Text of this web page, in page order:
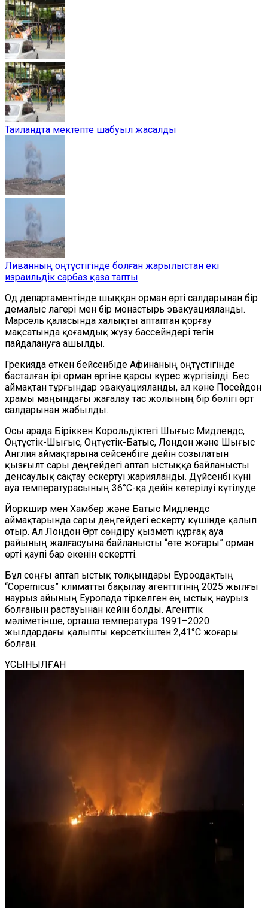
Таиландта мектепте шабуыл жасалды
Ливанның оңтүстігінде болған жарылыстан екі
израильдік сарбаз қаза тапты
Од департаментінде шыққан орман өрті салдарынан бір
демалыс лагері мен бір монастырь эвакуацияланды.
Марсель қаласында халықты аптаптан қорғау
мақсатында қоғамдық жүзу бассейндері тегін
пайдалануға ашылды.
Грекияда өткен бейсенбіде Афинаның оңтүстігінде
басталған ірі орман өртіне қарсы күрес жүргізілді. Бес
аймақтан тұрғындар эвакуацияланды, ал көне Посейдон
храмы маңындағы жағалау тас жолының бір бөлігі өрт
салдарынан жабылды.
Осы арада Біріккен Корольдіктегі Шығыс Мидлендс,
Оңтүстік-Шығыс, Оңтүстік-Батыс, Лондон және Шығыс
Англия аймақтарына сейсенбіге дейін созылатын
қызғылт сары деңгейдегі аптап ыстыққа байланысты
денсаулық сақтау ескертуі жарияланды. Дүйсенбі күні
ауа температурасының 36°C-қа дейін көтерілуі күтілуде.
Йоркшир мен Хамбер және Батыс Мидлендс
аймақтарында сары деңгейдегі ескерту күшінде қалып
отыр. Ал Лондон Өрт сөндіру қызметі құрғақ ауа
райының жалғасуына байланысты “өте жоғары” орман
өрті қаупі бар екенін ескертті.
Бұл соңғы аптап ыстық толқындары Еуроодақтың
“Copernicus” климатты бақылау агенттігінің 2025 жылғы
наурыз айының Еуропада тіркелген ең ыстық наурыз
болғанын растауынан кейін болды. Агенттік
мәліметінше, орташа температура 1991–2020
жылдардағы қалыпты көрсеткіштен 2,41°C жоғары
болған.
ҰСЫНЫЛҒАН